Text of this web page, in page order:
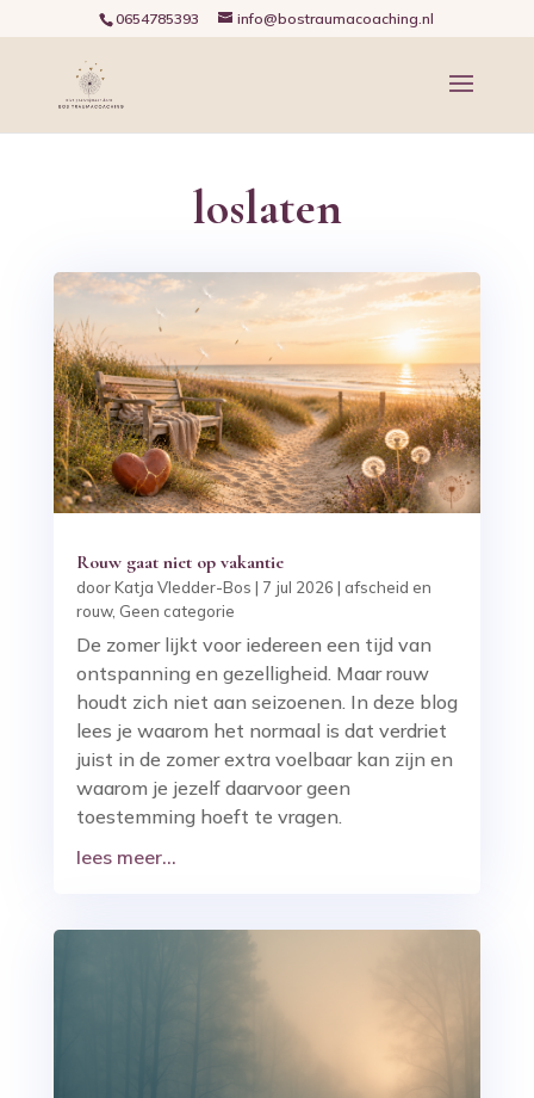
0654785393 info@bostraumacoaching.nl
loslaten
Rouw gaat niet op vakantie
doorKatja Vledder-Bos | 7 jul 2026 | afscheid en
rouw, Geen categorie
De zomer lijkt voor iedereen een tijd van
ontspanning en gezelligheid. Maar rouw
houdt zich niet aan seizoenen. In deze blog
lees je waarom het normaal is dat verdriet
juist in de zomer extra voelbaar kan zijn en
waarom je jezelf daarvoor geen
toestemming hoeft te vragen.
lees meer...